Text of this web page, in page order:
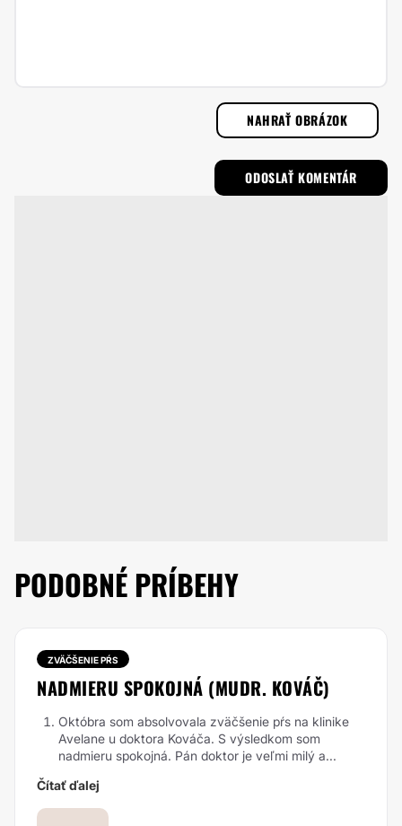
NAHRAŤ OBRÁZOK
PODOBNÉ PRÍBEHY
ZVÄČŠENIE PŔS
NADMIERU SPOKOJNÁ (MUDR. KOVÁČ)
Októbra som absolvovala zväčšenie pŕs na klinike
Avelane u doktora Kováča. S výsledkom som
nadmieru spokojná. Pán doktor je veľmi milý a...
Čítať ďalej